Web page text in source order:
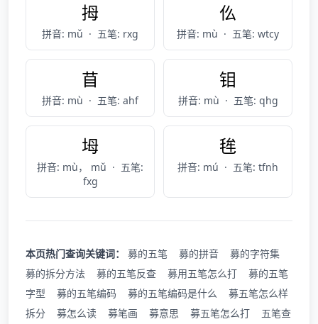
拇
拼音: mǔ · 五笔: rxg
仫
拼音: mù · 五笔: wtcy
苜
拼音: mù · 五笔: ahf
钼
拼音: mù · 五笔: qhg
坶
拼音: mù， mǔ · 五笔:
fxg
毪
拼音: mú · 五笔: tfnh
本页热门查询关键词： 募的五笔 募的拼音
募的字符集
募的拆分方法
募的五笔反查 募用五笔怎么打
募的五笔
字型
募的五笔编码 募的五笔编码是什么
募五笔怎么样
拆分
募怎么读 募笔画 募意思 募五笔怎么打
五笔查